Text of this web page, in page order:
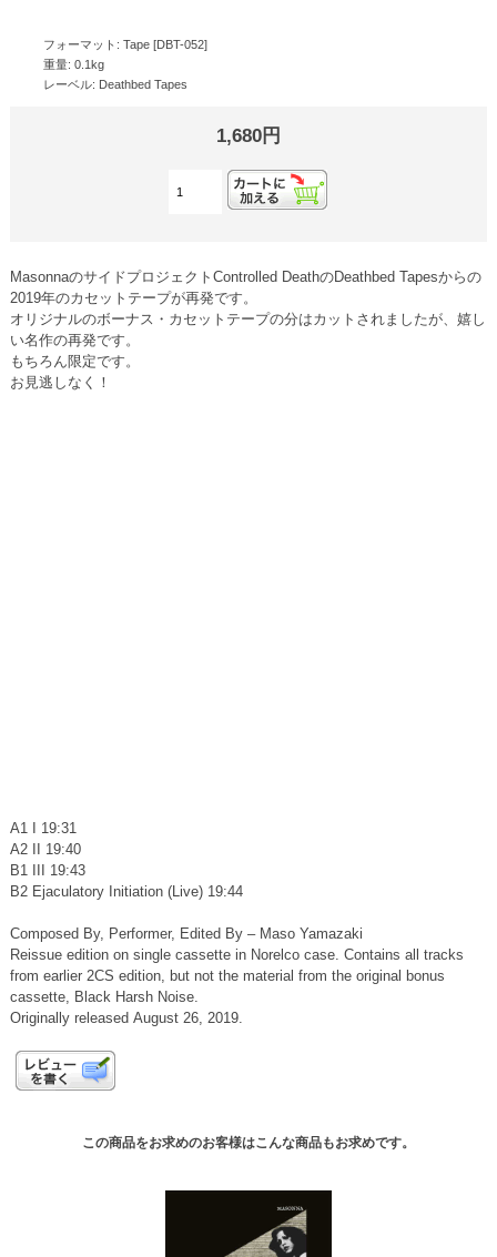
フォーマット: Tape [DBT-052]
重量: 0.1kg
レーベル: Deathbed Tapes
1,680円
MasonnaのサイドプロジェクトControlled DeathのDeathbed Tapesからの
2019年のカセットテープが再発です。
オリジナルのボーナス・カセットテープの分はカットされましたが、嬉し
い名作の再発です。
もちろん限定です。
お見逃しなく！
A1 I 19:31
A2 II 19:40
B1 III 19:43
B2 Ejaculatory Initiation (Live) 19:44
Composed By, Performer, Edited By – Maso Yamazaki
Reissue edition on single cassette in Norelco case. Contains all tracks
from earlier 2CS edition, but not the material from the original bonus
cassette, Black Harsh Noise.
Originally released August 26, 2019.
この商品をお求めのお客様はこんな商品もお求めです。